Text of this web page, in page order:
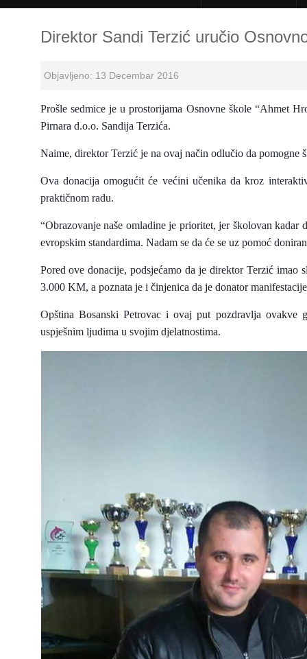
Direktor Sandi Terzić uručio
Objavljeno: 13 Decembar 2016
Prošle sedmice je u prostorijama Osnovne škole “Ahmet
Pirnara d.o.o. Sandija Terzića.
Naime, direktor Terzić je na ovaj način odlučio da pomogne
Ova donacija omogućit će većini učenika da kroz
praktičnom radu.
“Obrazovanje naše omladine je prioritet, jer školovan
evropskim standardima. Nadam se da će se uz pomoć
Pored ove donacije, podsjećamo da je direktor Terzić
3.000 KM, a poznata je i činjenica da je donator
Opština Bosanski Petrovac i ovaj put pozdravlja
uspješnim ljudima u svojim djelatnostima.